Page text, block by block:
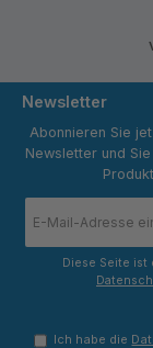
Newsletter
Abonnieren Sie
Newsletter und
Mail-
*
Diese Seite ist
Ich habe die